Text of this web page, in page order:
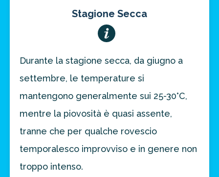
Stagione Secca
Durante la stagione secca, da giugno a
settembre, le temperature si
mantengono generalmente sui 25-30°C,
mentre la piovosità è quasi assente,
tranne che per qualche rovescio
temporalesco improvviso e in genere non
troppo intenso.